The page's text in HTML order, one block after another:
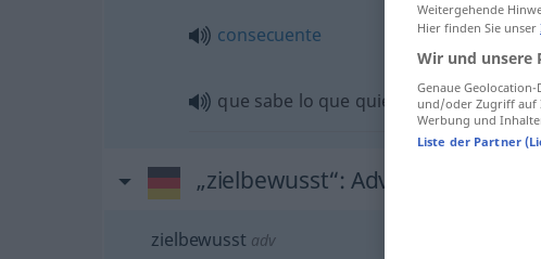
consecuente
que sabe lo que quiere
„zielbewusst“: Adverb
zielbewusst adv
Weitergehende
Hier finden Sie unser
Wir und unsere
Genaue
und/oder Zugriff auf
Werbung und
Liste der Partner